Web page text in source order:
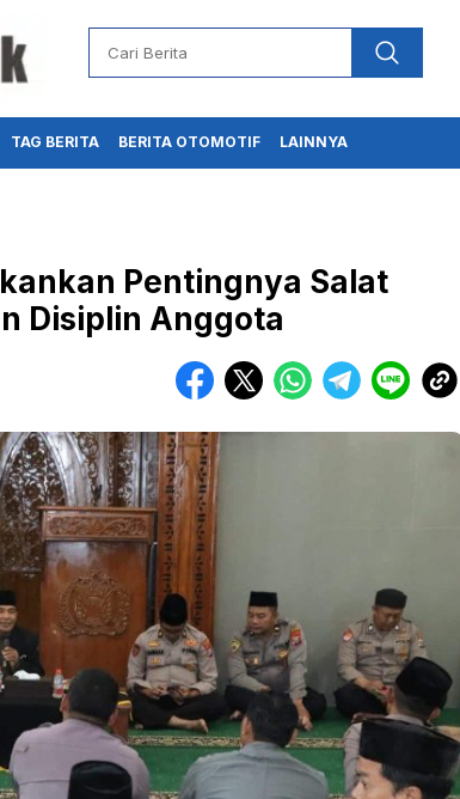
TAG BERITA BERITA OTOMOTIF LAINNYA
Pentingnya Salat
Disiplin Anggota